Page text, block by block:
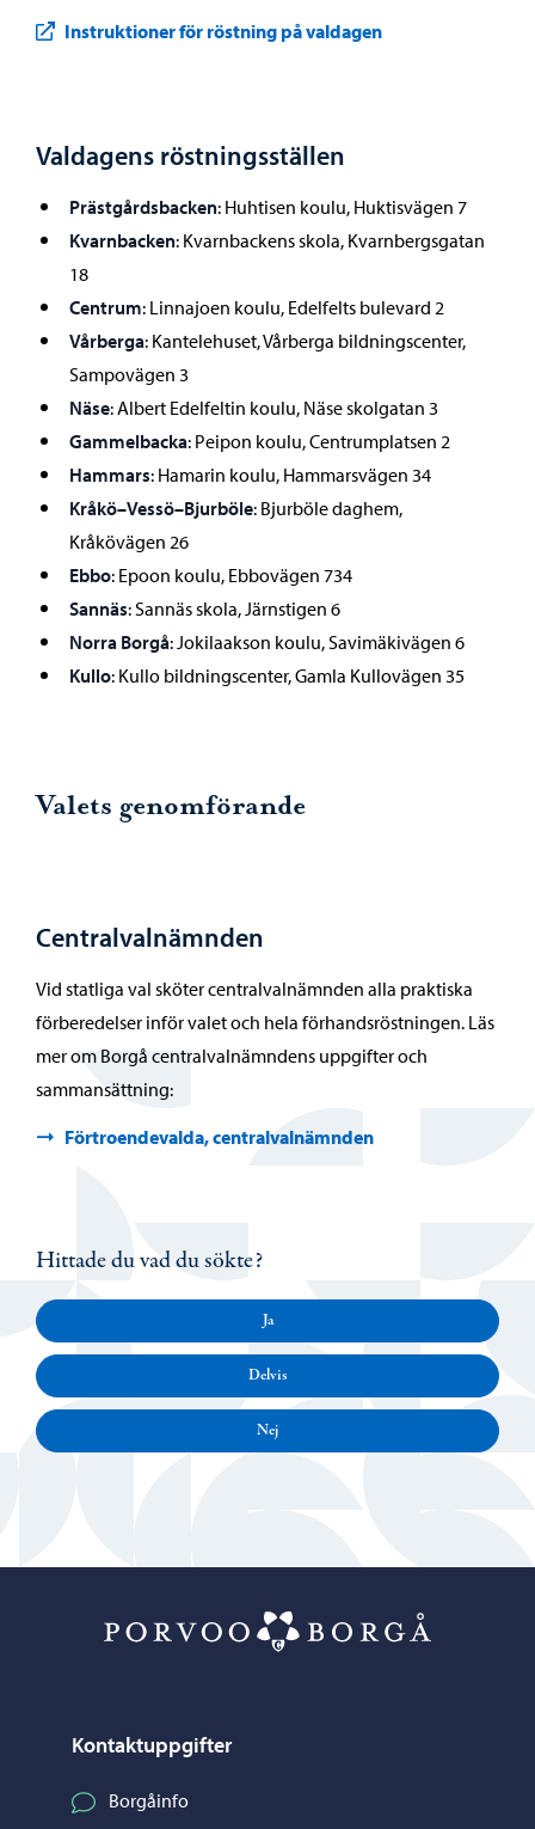
Instruktioner för röstning på valdagen
Valdagens röstningsställen
Prästgårdsbacken: Huhtisen koulu, Huktisvägen 7
Kvarnbacken: Kvarnbackens skola, Kvarnbergsgatan
18
Centrum: Linnajoen koulu, Edelfelts bulevard 2
Vårberga: Kantelehuset, Vårberga bildningscenter,
Sampovägen 3
Näse: Albert Edelfeltin koulu, Näse skolgatan 3
Gammelbacka: Peipon koulu, Centrumplatsen 2
Hammars: Hamarin koulu, Hammarsvägen 34
Kråkö–Vessö–Bjurböle: Bjurböle daghem,
Kråkövägen 26
Ebbo: Epoon koulu, Ebbovägen 734
Sannäs: Sannäs skola, Järnstigen 6
Norra Borgå: Jokilaakson koulu, Savimäkivägen 6
Kullo: Kullo bildningscenter, Gamla Kullovägen 35
Valets genomförande
Centralvalnämnden
Vid statliga val sköter centralvalnämnden alla praktiska
förberedelser inför valet och hela förhandsröstningen. Läs
mer om Borgå centralvalnämndens uppgifter och
sammansättning:
Förtroendevalda, centralvalnämnden
Hittade du vad du sökte?
Ja
Delvis
Nej
Kontaktuppgifter
Borgåinfo